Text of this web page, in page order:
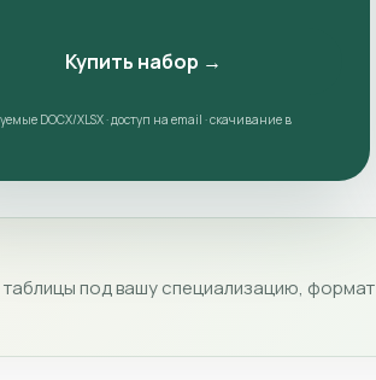
Купить набор →
DOCX/XLSX · доступ на email · скачивание в
под вашу специализацию, формат